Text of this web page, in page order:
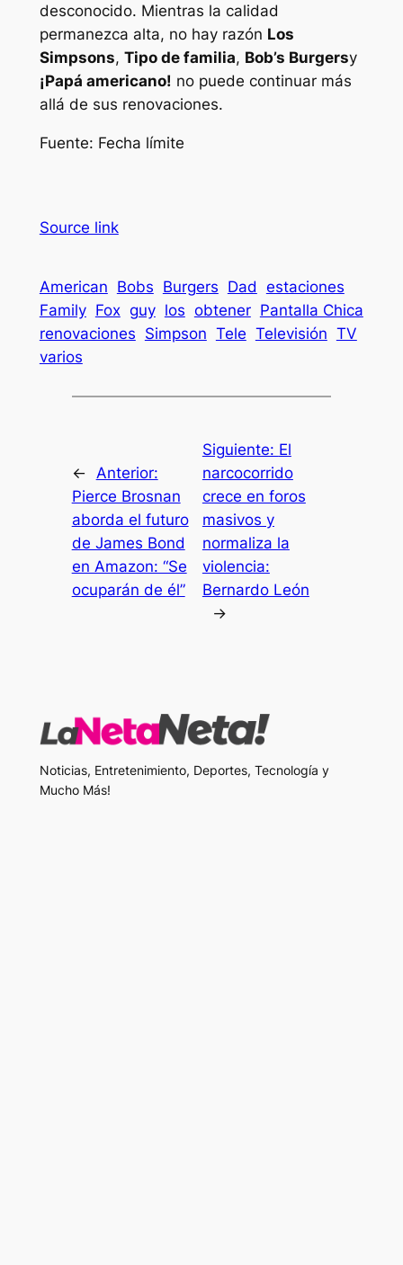
desconocido. Mientras la calidad
permanezca alta, no hay razón Los
Simpsons, Tipo de familia, Bob’s Burgersy
¡Papá americano! no puede continuar más
allá de sus renovaciones.
Fuente: Fecha límite
Source link
American Bobs Burgers Dad estaciones
Family Fox guy los obtener Pantalla Chica
renovaciones Simpson Tele Televisión TV
varios
← Anterior:
Pierce Brosnan
aborda el futuro
de James Bond
en Amazon: “Se
ocuparán de él”
Siguiente: El
narcocorrido
crece en foros
masivos y
normaliza la
violencia:
Bernardo León
→
Noticias, Entretenimiento, Deportes, Tecnología y
Mucho Más!